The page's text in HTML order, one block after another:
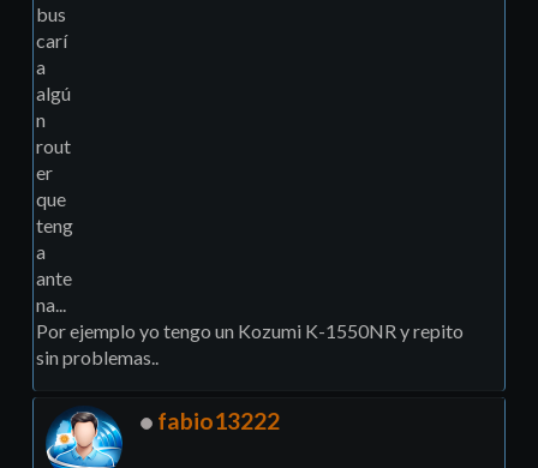
bus
carí
a
algú
n
rout
er
que
teng
a
ante
na...
Por ejemplo yo tengo un Kozumi K-1550NR y repito
sin problemas..
fabio13222